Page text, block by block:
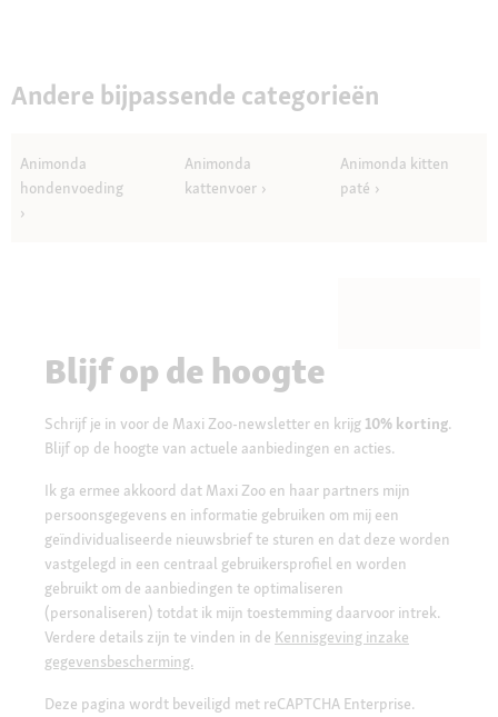
Andere bijpassende categorieën
Animonda
hondenvoeding
Animonda
kattenvoer
Animonda kitten
paté
Blijf op de hoogte
Schrijf je in voor de Maxi Zoo-newsletter en krijg 10% korting.
Blijf op de hoogte van actuele aanbiedingen en acties.
Ik ga ermee akkoord dat Maxi Zoo en haar partners mijn
persoonsgegevens en informatie gebruiken om mij een
geïndividualiseerde nieuwsbrief te sturen en dat deze worden
vastgelegd in een centraal gebruikersprofiel en worden
gebruikt om de aanbiedingen te optimaliseren
(personaliseren) totdat ik mijn toestemming daarvoor intrek.
Verdere details zijn te vinden in de Kennisgeving inzake
gegevensbescherming.
Deze pagina wordt beveiligd met reCAPTCHA Enterprise.